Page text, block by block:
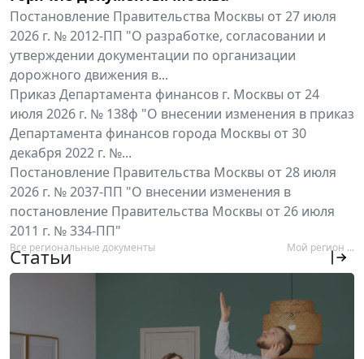
Постановление Правительства Москвы от 27 июля
2026 г. № 2012-ПП "О разработке, согласовании и
утверждении документации по организации
дорожного движения в...
Приказ Департамента финансов г. Москвы от 24
июля 2026 г. № 138ф "О внесении изменения в приказ
Департамента финансов города Москвы от 30
декабря 2022 г. №...
Постановление Правительства Москвы от 28 июля
2026 г. № 2037-ПП "О внесении изменения в
постановление Правительства Москвы от 26 июля
2011 г. № 334-ПП"
Все региональные документы Мой регион ...
Статьи